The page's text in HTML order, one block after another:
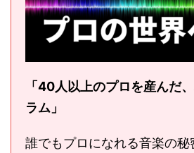
「40人以上のプロを産んだ
ラム」
誰でもプロになれる音楽の秘